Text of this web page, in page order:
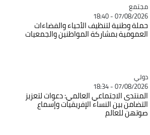
Catégorie
مجتمع
07/08/2026 - 18:40
حملة وطنية لتنظيف الأحياء والفضاءات
العمومية بمشاركة المواطنين والجمعيات
Catégorie
دولي
07/08/2026 - 18:34
المنتدى الاجتماعي العالمي: دعوات لتعزيز
التضامن بين النساء الإفريقيات وإسماع
صوتهن للعالم